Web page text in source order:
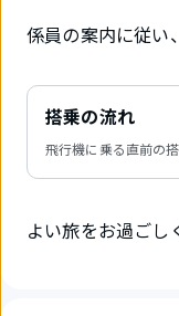
係員の案内に従い
搭乗の流れ
飛行機に乗る直前の
よい旅をお過ごし